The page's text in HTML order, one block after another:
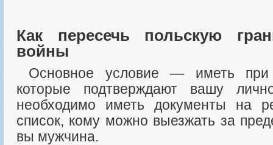
Как пересечь польскую
войны
Основное условие — иметь при себе документы,
которые подтверждают вашу
необходимо иметь документы на
список, кому можно выезжать за
вы мужчина.